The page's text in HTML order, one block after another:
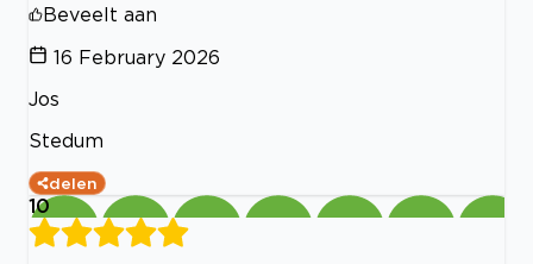
Beveelt aan
16 February 2026
Jos
Stedum
delen
10